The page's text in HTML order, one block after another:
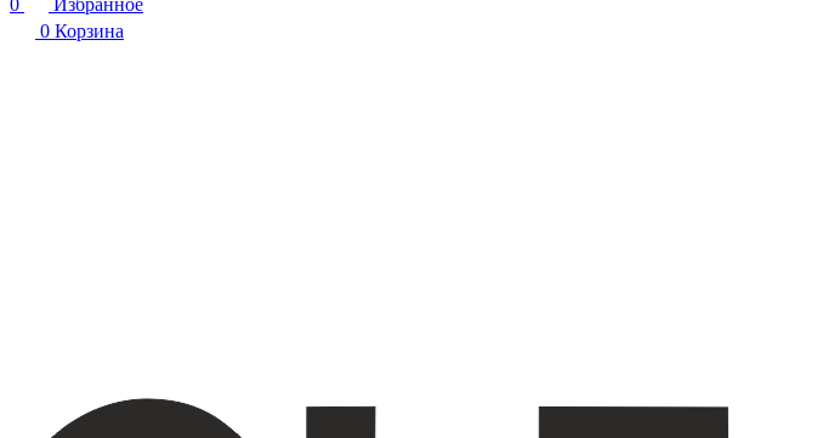
0
Избранное
0 Корзина